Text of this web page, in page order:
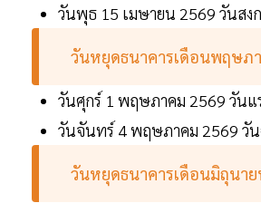
วันพุธ 15 เมษายน 2569 วันสง
วันหยุดธนาคารเดือนพฤษภ
วันศุกร์ 1 พฤษภาคม 2569 วันแ
วันจันทร์ 4 พฤษภาคม 2569 วัน
วันหยุดธนาคารเดือนมิถุนาย